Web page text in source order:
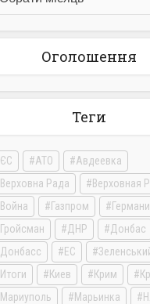
Оголошення
Теги
ЄС АТО
Авдеевка
Верховна Рада
Верховная
Война
Газпром
Гройсман
ДНР
Донбас
Донбасс
ЕС
Итоги
Киев Крим
Мариуполь
Марьинка